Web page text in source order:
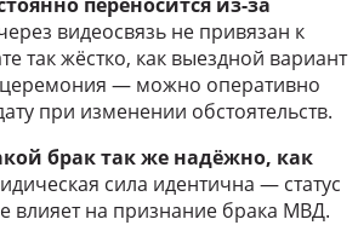
видеосвязь не привязан к
так жёстко, как выездной вариант
церемония — можно оперативно
при изменении обстоятельств.
брак так же надёжно, как
сила идентична — статус
влияет на признание брака МВД.